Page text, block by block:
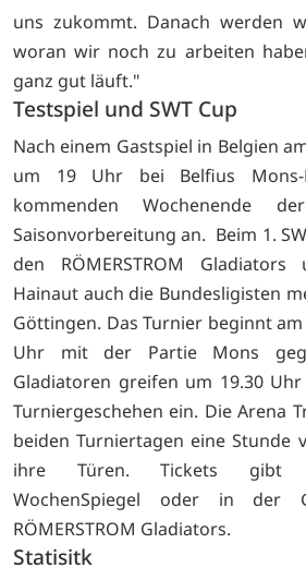
uns zukommt. Danach werden
woran wir noch zu arbeiten
ganz gut läuft."
Testspiel und SWT Cup
Nach einem Gastspiel in Belgien
um 19 Uhr bei Belfius Mons-
kommenden Wochenende
Saisonvorbereitung an. Beim 1.
den RÖMERSTROM
Hainaut auch die Bundesligisten
Göttingen. Das Turnier beginnt
Uhr mit der Partie Mons
Gladiatoren greifen um 19.30
Turniergeschehen ein. Die Arena
beiden Turniertagen eine Stunde
ihre Türen. Tickets
WochenSpiegel oder in der
RÖMERSTROM Gladiators.
Statisitk